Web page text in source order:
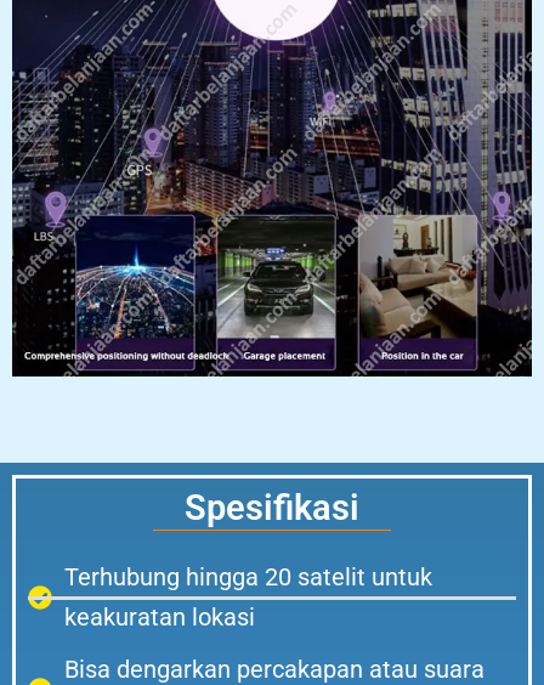
Spesifikasi
Terhubung hingga 20 satelit untuk
keakuratan lokasi
Bisa dengarkan percakapan atau suara